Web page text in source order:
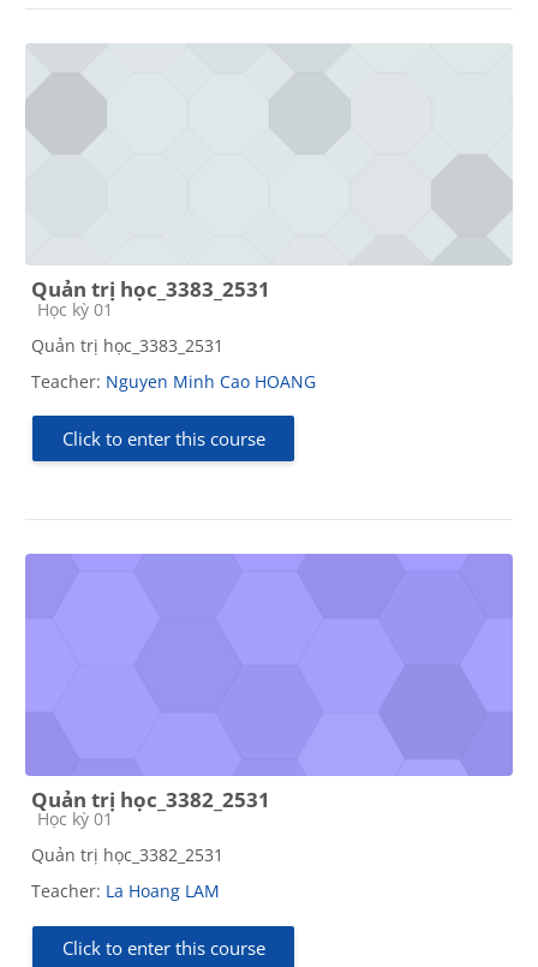
Quản trị học_3383_2531
Course category
Học kỳ 01
Quản trị học_3383_2531
Teacher: Nguyen Minh Cao HOANG
Click to enter this course
Quản trị học_3382_2531
Course category
Học kỳ 01
Quản trị học_3382_2531
Teacher: La Hoang LAM
Click to enter this course